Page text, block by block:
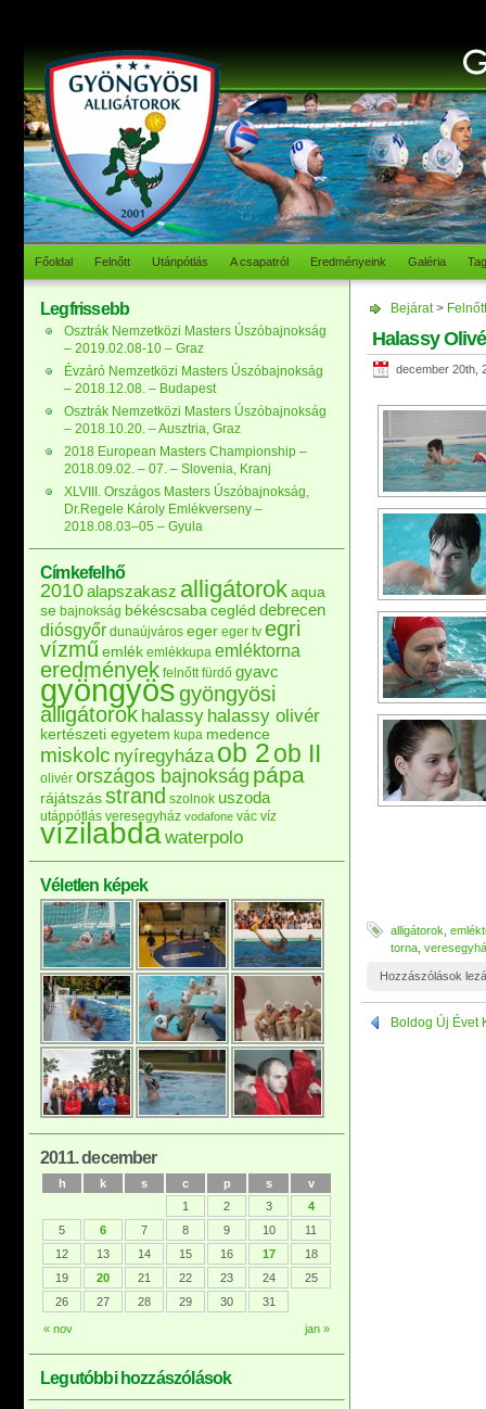
Főoldal Felnőtt Utánpótlás A csapatról Eredményeink Galéria
Bejárat> Felnőtt
Halassy
december 20th,
alligátorok
torna
Hozzászólások
Boldog Új Évet
Legfrissebb
Osztrák Nemzetközi Masters Úszóbajnokság
– 2019.02.08-10 – Graz
Évzáró Nemzetközi Masters Úszóbajnokság
– 2018.12.08. – Budapest
Osztrák Nemzetközi Masters Úszóbajnokság
– 2018.10.20. – Ausztria, Graz
2018 European Masters Championship –
2018.09.02. – 07. – Slovenia, Kranj
XLVIII. Országos Masters Úszóbajnokság,
Dr.Regele Károly Emlékverseny –
2018.08.03–05 – Gyula
Címkefelhő
2010alapszakasz alligátorokaqua
se bajnokság békéscsaba cegléd debrecen
diósgyőr dunaújváros eger eger tv egri
vízműemlék emlékkupa emléktorna
eredmények felnőtt fürdő gyavc
gyöngyösgyöngyösi
alligátorok halassy halassy olivér
kertészeti egyetem kupa medence
miskolc nyíregyháza ob 2ob II
olivér országos bajnokság pápa
rájátszás strand szolnok uszoda
utánpótlás veresegyház vodafone vác víz
vízilabdawaterpolo
Véletlen képek
2011. december
h k s c p s v
« nov jan »
1 2 3
4
5
6 7 8 9 10
11
12
13 14 15 16 17
18
19
20 21 22 23 24
25
26
27 28 29 30 31
Legutóbbi hozzászólások